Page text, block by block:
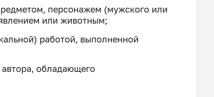
персонажем (мужского или
или животным;
работой, выполненной
обладающего